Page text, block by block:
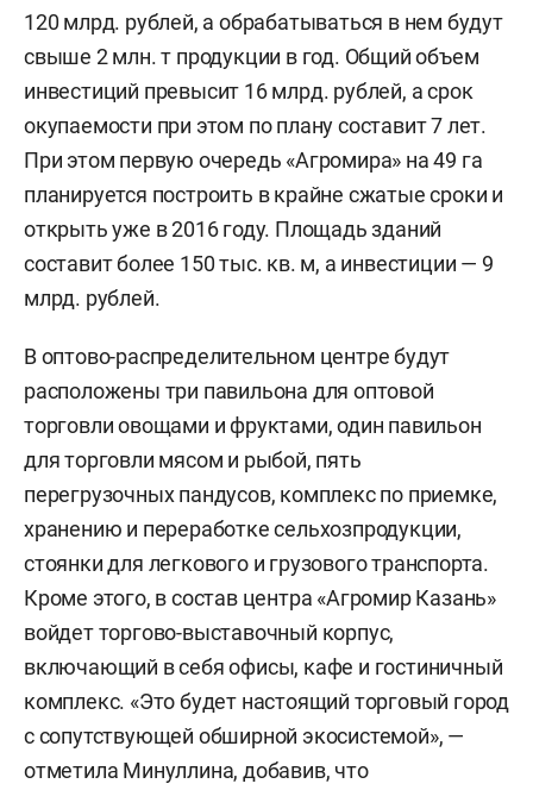
120 млрд. рублей, а обрабатываться в нем будут
свыше 2 млн. т продукции в год. Общий объем
инвестиций превысит 16 млрд. рублей, а срок
окупаемости при этом по плану составит 7 лет.
При этом первую очередь «Агромира» на 49 га
планируется построить в крайне сжатые сроки и
открыть уже в 2016 году. Площадь зданий
составит более 150 тыс. кв. м, а инвестиции — 9
млрд. рублей.
В оптово-распределительном центре будут
расположены три павильона для оптовой
торговли овощами и фруктами, один павильон
для торговли мясом и рыбой, пять
перегрузочных пандусов, комплекс по приемке,
хранению и переработке сельхозпродукции,
стоянки для легкового и грузового транспорта.
Кроме этого, в состав центра «Агромир Казань»
войдет торгово-выставочный корпус,
включающий в себя офисы, кафе и гостиничный
комплекс. «Это будет настоящий торговый город
с сопутствующей обширной экосистемой», —
отметила Минуллина, добавив, что